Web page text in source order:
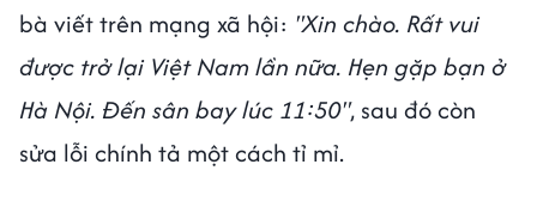
bà viết trên mạng xã hội: "Xin chào. Rất vui
được trở lại Việt Nam lần nữa. Hẹn gặp bạn ở
Hà Nội. Đến sân bay lúc 11:50", sau đó còn
sửa lỗi chính tả một cách tỉ mỉ.